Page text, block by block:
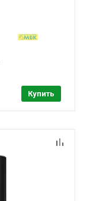
Купить